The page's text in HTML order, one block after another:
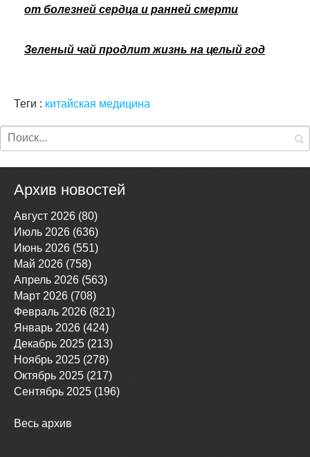
от болезней сердца и ранней смерти
Зеленый чай продлит жизнь на целый год
Теги : китайская медицина
Архив новостей
Август 2026 (80)
Июль 2026 (636)
Июнь 2026 (551)
Май 2026 (758)
Апрель 2026 (563)
Март 2026 (708)
Февраль 2026 (821)
Январь 2026 (424)
Декабрь 2025 (213)
Ноябрь 2025 (278)
Октябрь 2025 (217)
Сентябрь 2025 (196)
Весь архив